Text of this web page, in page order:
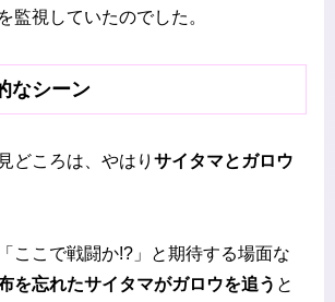
監視していたのでした。
なシーン
どころは、やはり サイタマとガロウ
ここで戦闘か!?」と期待する場面な
を忘れたサイタマがガロウを追う と